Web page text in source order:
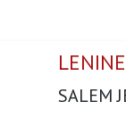
SALEM